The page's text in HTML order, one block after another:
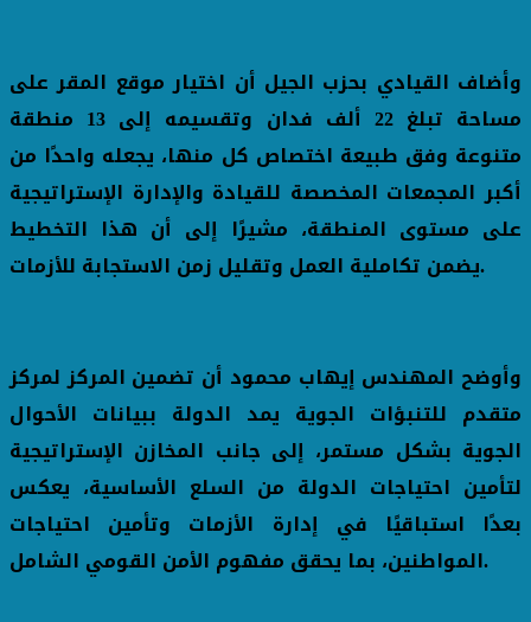
وأضاف القيادي بحزب الجيل أن اختيار موقع المقر على
مساحة تبلغ 22 ألف فدان وتقسيمه إلى 13 منطقة
متنوعة وفق طبيعة اختصاص كل منها، يجعله واحدًا من
أكبر المجمعات المخصصة للقيادة والإدارة الإستراتيجية
على مستوى المنطقة، مشيرًا إلى أن هذا التخطيط
يضمن تكاملية العمل وتقليل زمن الاستجابة للأزمات.
وأوضح المهندس إيهاب محمود أن تضمين المركز لمركز
متقدم للتنبؤات الجوية يمد الدولة ببيانات الأحوال
الجوية بشكل مستمر، إلى جانب المخازن الإستراتيجية
لتأمين احتياجات الدولة من السلع الأساسية، يعكس
بعدًا استباقيًا في إدارة الأزمات وتأمين احتياجات
المواطنين، بما يحقق مفهوم الأمن القومي الشامل.